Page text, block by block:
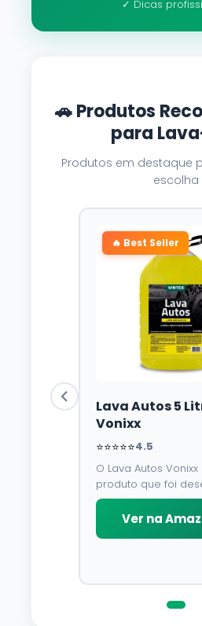
✓ Dicas
🚗 Produtos
para
Produtos em destaque
escolha
🔥 Best Seller
Lava Autos 5
Vonixx
⭐⭐⭐⭐⭐4.5
O Lava Autos
produto que foi
para limpar,
conservar a lataria
Por possuir pH
Ver na